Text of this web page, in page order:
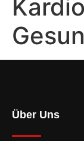
Über Uns